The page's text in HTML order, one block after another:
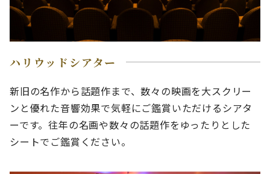
ハリウッドシアター
新旧の名作から話題作まで、数々の映画を大スクリー
ンと優れた音響効果で気軽にご鑑賞いただけるシアタ
ーです。往年の名画や数々の話題作をゆったりとした
シートでご鑑賞ください。